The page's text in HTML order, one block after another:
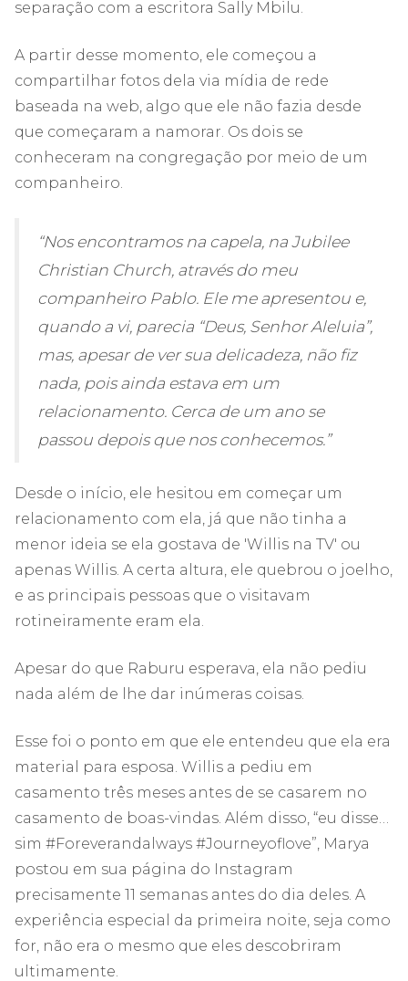
separação com a escritora Sally Mbilu.
A partir desse momento, ele começou a
compartilhar fotos dela via mídia de rede
baseada na web, algo que ele não fazia desde
que começaram a namorar. Os dois se
conheceram na congregação por meio de um
companheiro.
“Nos encontramos na capela, na Jubilee
Christian Church, através do meu
companheiro Pablo. Ele me apresentou e,
quando a vi, parecia “Deus, Senhor Aleluia”,
mas, apesar de ver sua delicadeza, não fiz
nada, pois ainda estava em um
relacionamento. Cerca de um ano se
passou depois que nos conhecemos.”
Desde o início, ele hesitou em começar um
relacionamento com ela, já que não tinha a
menor ideia se ela gostava de 'Willis na TV' ou
apenas Willis. A certa altura, ele quebrou o joelho,
e as principais pessoas que o visitavam
rotineiramente eram ela.
Apesar do que Raburu esperava, ela não pediu
nada além de lhe dar inúmeras coisas.
Esse foi o ponto em que ele entendeu que ela era
material para esposa. Willis a pediu em
casamento três meses antes de se casarem no
casamento de boas-vindas. Além disso, “eu disse…
sim #Foreverandalways #Journeyoflove”, Marya
postou em sua página do Instagram
precisamente 11 semanas antes do dia deles. A
experiência especial da primeira noite, seja como
for, não era o mesmo que eles descobriram
ultimamente.